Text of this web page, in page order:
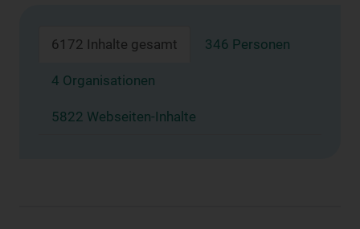
6172 Inhalte gesamt 346 Personen
4 Organisationen
5822 Webseiten-Inhalte